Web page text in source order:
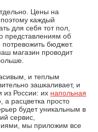
Цены на
каждый
для себя тот пол,
представлениям об
бюджет.
магазин проводит
и теплым
зашкаливает, и
из России: их напольная
а расцветка просто
будет уникальным в
сервис,
мы приложим все